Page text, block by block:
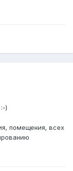
)
помещения, всех